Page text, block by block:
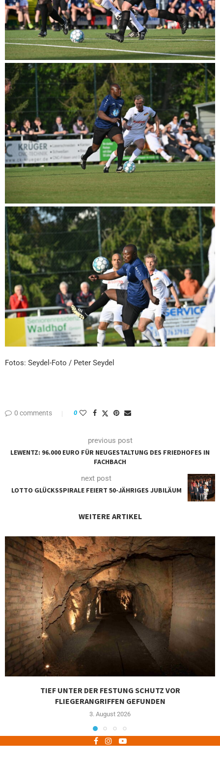
Fotos: Seydel-Foto / Peter Seydel
0 comments 0
previous post
LEWENTZ: 96.000 EURO FÜR NEUGESTALTUNG DES FRIEDHOFES IN
FACHBACH
next post
LOTTO GLÜCKSSPIRALE FEIERT 50-JÄHRIGES JUBILÄUM
WEITERE ARTIKEL
TIEF UNTER DER FESTUNG SCHUTZ VOR
FLIEGERANGRIFFEN GEFUNDEN
3. August 2026